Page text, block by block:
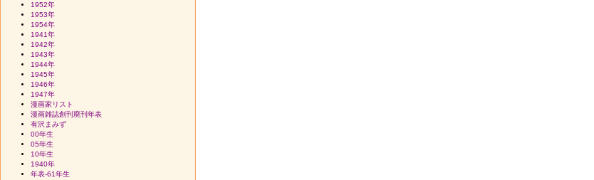
1952年
1953年
1954年
1941年
1942年
1943年
1944年
1945年
1946年
1947年
漫画家リスト
漫画雑誌創刊廃刊年表
有沢まみず
00年生
05年生
10年生
1940年
年表-61年生